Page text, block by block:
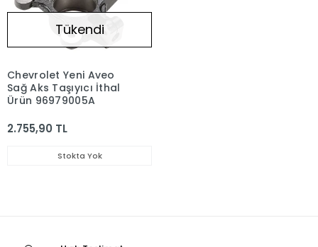
Tükendi
Chevrolet Yeni Aveo
Sağ Aks Taşıyıcı İthal
Ürün 96979005A
2.755,90 TL
Stokta Yok